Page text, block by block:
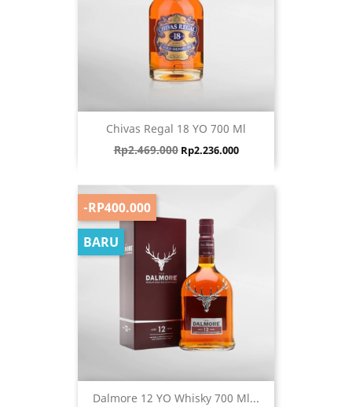
Chivas Regal 18 YO 700 Ml
Harga biasa
Rp2.469.000 Harga
Rp2.236.000
Dalmore 12 YO Whisky 700 Ml...
-RP400.000
BARU